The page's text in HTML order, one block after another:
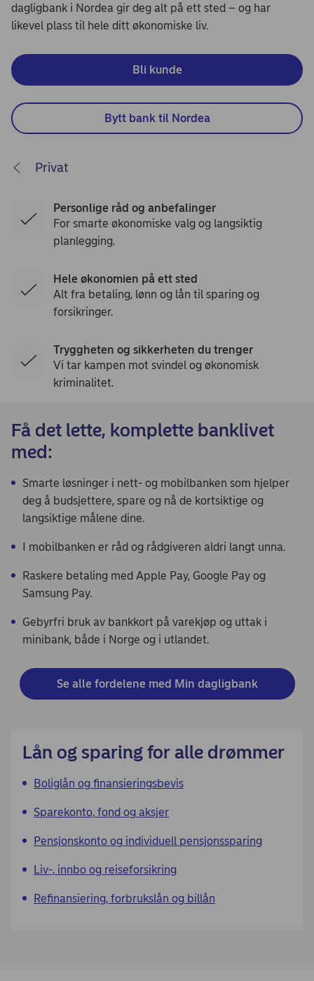
dagligbank i Nordea gir deg alt på ett sted – og har
likevel plass til hele ditt økonomiske liv.
Bli kunde
Bytt bank til Nordea
Privat
Personlige råd og anbefalinger
For smarte økonomiske valg og langsiktig
planlegging.
Hele økonomien på ett sted
Alt fra betaling, lønn og lån til sparing og
forsikringer.
Tryggheten og sikkerheten du trenger
Vi tar kampen mot svindel og økonomisk
kriminalitet.
Få det lette, komplette banklivet ​
med:
Smarte løsninger i nett- og mobilbanken som hjelper
deg å budsjettere, spare og nå de kortsiktige og
langsiktige målene dine.
I mobilbanken er råd og rådgiveren aldri langt unna.
Raskere betaling med Apple Pay, Google Pay og
Samsung Pay.
Gebyrfri bruk av bankkort på varekjøp og uttak i
minibank, både i Norge og i utlandet.
Se alle fordelene med Min dagligbank
Lån og sparing for alle drømmer
​Boliglån og finansieringsbevis​
Sparekonto, fond og aksjer
Pensjonskonto og individuell pensjonssparing
Liv-, innbo og reiseforsikring​
Refinansiering, forbrukslån og billån​